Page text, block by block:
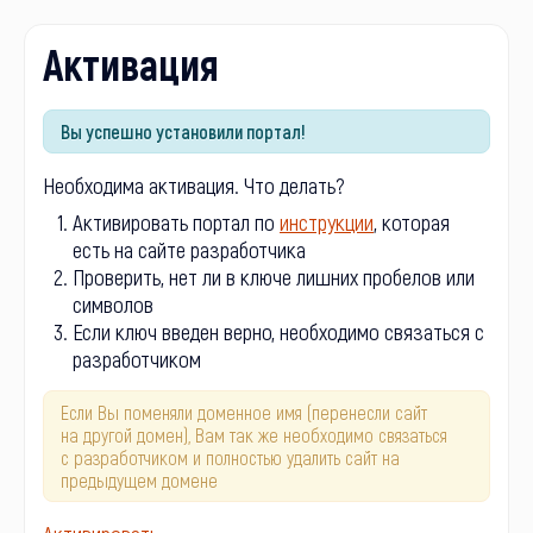
Активация
Вы успешно установили портал!
Необходима активация. Что делать?
Активировать портал по инструкции, которая
есть на сайте разработчика
Проверить, нет ли в ключе лишних пробелов или
символов
Если ключ введен верно, необходимо связаться с
разработчиком
Если Вы поменяли доменное имя (перенесли сайт
на другой домен), Вам так же необходимо связаться
с разработчиком и полностью удалить сайт на
предыдущем домене